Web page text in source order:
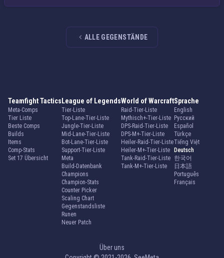
ALLE GEGENSTÄNDE
Teamfight Tactics
Meta-Comps
Tier Liste
Beste Comps
Builds
Items
Comp-Stats
Set 17 Übersicht
League of Legends
Tier-Liste
Top-Lane-Tier-Liste
Jungle-Tier-Liste
Mid-Lane-Tier-Liste
Bot-Lane-Tier-Liste
Support-Tier-Liste
Meta
Build-Datenbank
Champions
Champion-Stats
Counter Picker
Scaling Chart
Gegenstandsliste
Runen
Neuer Patch
World of Warcraft
Raid-Tier-Liste
Mythisch+-Tier-Liste
DPS-Raid-Tier-Liste
DPS-M+-Tier-Liste
Heiler-Raid-Tier-Liste
Heiler-M+-Tier-Liste
Tank-Raid-Tier-Liste
Tank-M+-Tier-Liste
Sprache
English
Русский
Español
Türkçe
Tiếng Việt
Deutsch
한국어
日本語
Português
Français
Über uns